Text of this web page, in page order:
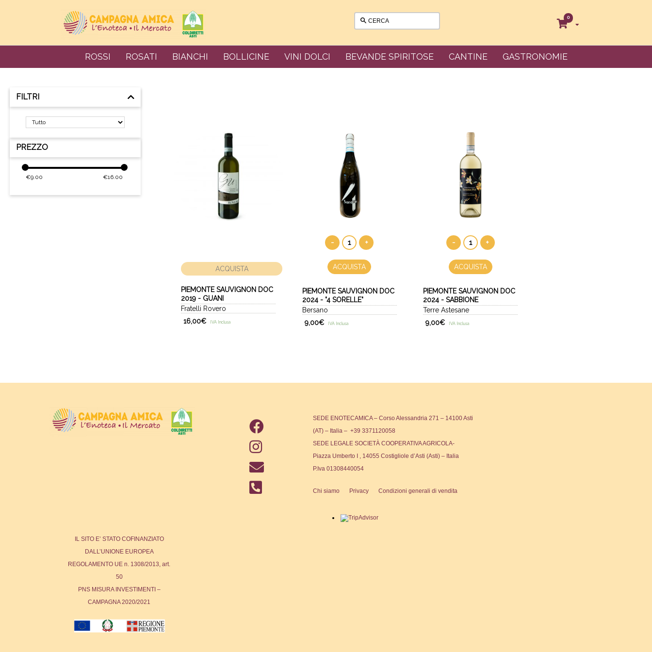
ROSSI ROSATI BIANCHI BOLLICINE VINI DOLCI BEVANDE SPIRITOSE CANTINE GASTRONOMIE
0
FILTRI
PREZZO
€9.00 €16.00
ACQUISTA
PIEMONTE SAUVIGNON DOC
2019 - GUANI
Fratelli Rovero
16,00€ IVA Inclusa
- +
ACQUISTA
PIEMONTE SAUVIGNON DOC
2024 - "4 SORELLE"
Bersano
9,00€ IVA Inclusa
- +
ACQUISTA
PIEMONTE SAUVIGNON DOC
2024 - SABBIONE
Terre Astesane
9,00€ IVA Inclusa
SEDE ENOTECAMICA – Corso Alessandria 271 – 14100 Asti
(AT) – Italia – +39 3371120058
SEDE LEGALE SOCIETÀ COOPERATIVA AGRICOLA-
Piazza Umberto I , 14055 Costigliole d’Asti (Asti) – Italia
P.Iva 01308440054
Chi siamo Privacy Condizioni generali di vendita
IL SITO E’ STATO COFINANZIATO
DALL’UNIONE EUROPEA
REGOLAMENTO UE n. 1308/2013, art.
50
PNS MISURA INVESTIMENTI –
CAMPAGNA 2020/2021